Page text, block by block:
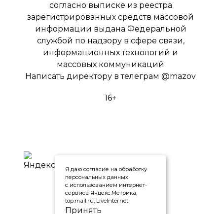
согласно выписке из реестра
зарегистрированных средств массовой
информации выдана Федеральной
службой по надзору в сфере связи,
информационных технологий и
массовых коммуникаций
Написать директору в телеграм @mazov
16+
Я даю согласие на обработку
персональных данных
с использованием интернет-
сервиса Яндекс.Метрика,
top.mail.ru, LiveInternet
Принять